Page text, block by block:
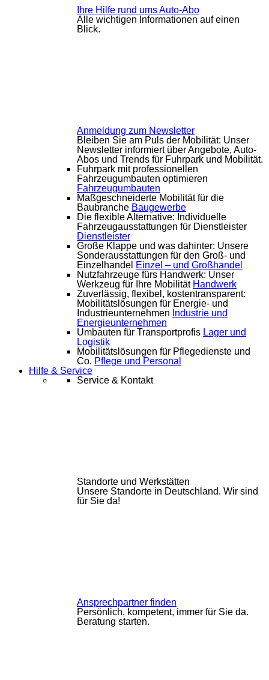
Ihre Hilfe rund ums Auto-Abo
Alle wichtigen Informationen auf einen
Blick.
Anmeldung zum Newsletter
Bleiben Sie am Puls der Mobilität: Unser
Newsletter informiert über Angebote, Auto-
Abos und Trends für Fuhrpark und Mobilität.
Fuhrpark mit professionellen
Fahrzeugumbauten optimieren
Fahrzeugumbauten
Maßgeschneiderte Mobilität für die
Baubranche Baugewerbe
Die flexible Alternative: Individuelle
Fahrzeugausstattungen für Dienstleister
Dienstleister
Große Klappe und was dahinter: Unsere
Sonderausstattungen für den Groß- und
Einzelhandel Einzel – und Großhandel
Nutzfahrzeuge fürs Handwerk: Unser
Werkzeug für Ihre Mobilität Handwerk
Zuverlässig, flexibel, kostentransparent:
Mobilitätslösungen für Energie- und
Industrieunternehmen Industrie und
Energieunternehmen
Umbauten für Transportprofis Lager und
Logistik
Mobilitätslösungen für Pflegedienste und
Co. Pflege und Personal
Hilfe & Service
Service & Kontakt
Standorte und Werkstätten
Unsere Standorte in Deutschland. Wir sind
für Sie da!
Ansprechpartner finden
Persönlich, kompetent, immer für Sie da.
Beratung starten.